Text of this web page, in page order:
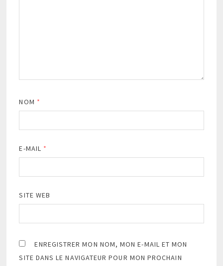
NOM *
E-MAIL *
SITE WEB
ENREGISTRER MON NOM, MON E-MAIL ET MON
SITE DANS LE NAVIGATEUR POUR MON PROCHAIN